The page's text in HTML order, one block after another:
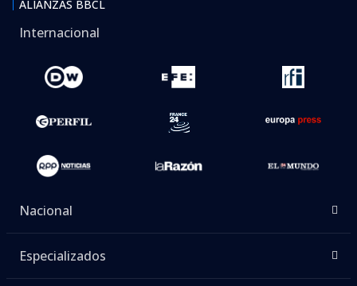
ALIANZAS BBCL
Internacional
Nacional
Especializados